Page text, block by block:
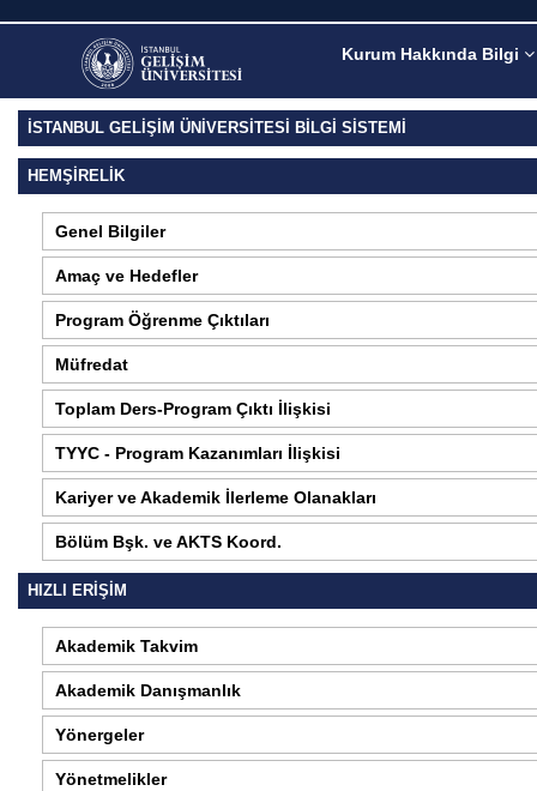
Kurum Hakkında Bilgi
İSTANBUL GELİŞİM ÜNİVERSİTESİ BİLGİ SİSTEMİ
HEMŞIRELIK
Genel Bilgiler
Amaç ve Hedefler
Program Öğrenme Çıktıları
Müfredat
Toplam Ders-Program Çıktı İlişkisi
TYYC - Program Kazanımları İlişkisi
Kariyer ve Akademik İlerleme Olanakları
Bölüm Bşk. ve AKTS Koord.
HIZLI ERİŞİM
Akademik Takvim
Akademik Danışmanlık
Yönergeler
Yönetmelikler